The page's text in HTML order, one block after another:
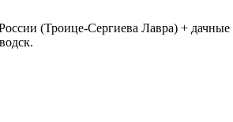
(Троице-Сергиева Лавра) + дачные